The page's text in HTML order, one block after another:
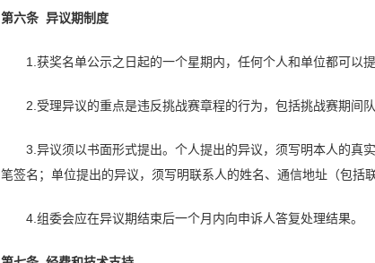
第六条 异议期制度
1.获奖名单公示之日起的一个星期内，任何个人和单位都可以
2.受理异议的重点是违反挑战赛章程的行为，包括挑战赛期间
3.异议须以书面形式提出。个人提出的异议，须写明本人的真
笔签名；单位提出的异议，须写明联系人的姓名、通信地址（包括
4.组委会应在异议期结束后一个月内向申诉人答复处理结果。